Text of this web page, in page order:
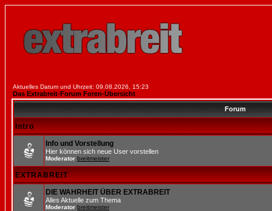
Aktuelles Datum und Uhrzeit: 09.08.2026, 15:23
Das Extrabreit-Forum Foren-Übersicht
Forum
Intro
Info und Vorstellung
Hier können sich neue User vorstellen
Moderator breitmeister
EXTRABREIT
DIE WAHRHEIT ÜBER EXTRABREIT
Alles Aktuelle zum Thema
Moderator breitmeister